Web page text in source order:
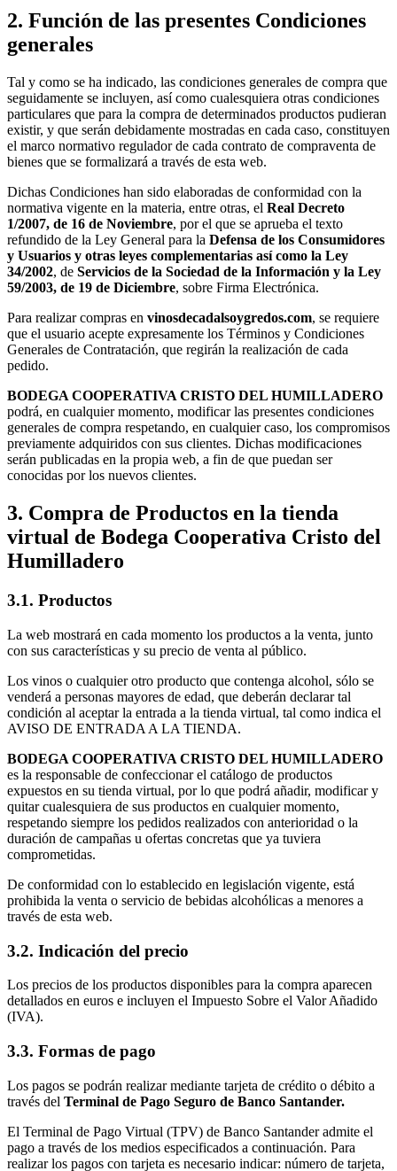
2. Función de las presentes Condiciones
generales
Tal y como se ha indicado, las condiciones generales de compra que
seguidamente se incluyen, así como cualesquiera otras condiciones
particulares que para la compra de determinados productos pudieran
existir, y que serán debidamente mostradas en cada caso, constituyen
el marco normativo regulador de cada contrato de compraventa de
bienes que se formalizará a través de esta web.
Dichas Condiciones han sido elaboradas de conformidad con la
normativa vigente en la materia, entre otras, el Real Decreto
1/2007, de 16 de Noviembre, por el que se aprueba el texto
refundido de la Ley General para la Defensa de los Consumidores
y Usuarios y otras leyes complementarias así como la Ley
34/2002, de Servicios de la Sociedad de la Información y la Ley
59/2003, de 19 de Diciembre, sobre Firma Electrónica.
Para realizar compras en vinosdecadalsoygredos.com, se requiere
que el usuario acepte expresamente los Términos y Condiciones
Generales de Contratación, que regirán la realización de cada
pedido.
BODEGA COOPERATIVA CRISTO DEL HUMILLADERO
podrá, en cualquier momento, modificar las presentes condiciones
generales de compra respetando, en cualquier caso, los compromisos
previamente adquiridos con sus clientes. Dichas modificaciones
serán publicadas en la propia web, a fin de que puedan ser
conocidas por los nuevos clientes.
3. Compra de Productos en la tienda
virtual de Bodega Cooperativa Cristo del
Humilladero
3.1. Productos
La web mostrará en cada momento los productos a la venta, junto
con sus características y su precio de venta al público.
Los vinos o cualquier otro producto que contenga alcohol, sólo se
venderá a personas mayores de edad, que deberán declarar tal
condición al aceptar la entrada a la tienda virtual, tal como indica el
AVISO DE ENTRADA A LA TIENDA.
BODEGA COOPERATIVA CRISTO DEL HUMILLADERO
es la responsable de confeccionar el catálogo de productos
expuestos en su tienda virtual, por lo que podrá añadir, modificar y
quitar cualesquiera de sus productos en cualquier momento,
respetando siempre los pedidos realizados con anterioridad o la
duración de campañas u ofertas concretas que ya tuviera
comprometidas.
De conformidad con lo establecido en legislación vigente, está
prohibida la venta o servicio de bebidas alcohólicas a menores a
través de esta web.
3.2. Indicación del precio
Los precios de los productos disponibles para la compra aparecen
detallados en euros e incluyen el Impuesto Sobre el Valor Añadido
(IVA).
3.3. Formas de pago
Los pagos se podrán realizar mediante tarjeta de crédito o débito a
través del Terminal de Pago Seguro de Banco Santander.
El Terminal de Pago Virtual (TPV) de Banco Santander admite el
pago a través de los medios especificados a continuación. Para
realizar los pagos con tarjeta es necesario indicar: número de tarjeta,